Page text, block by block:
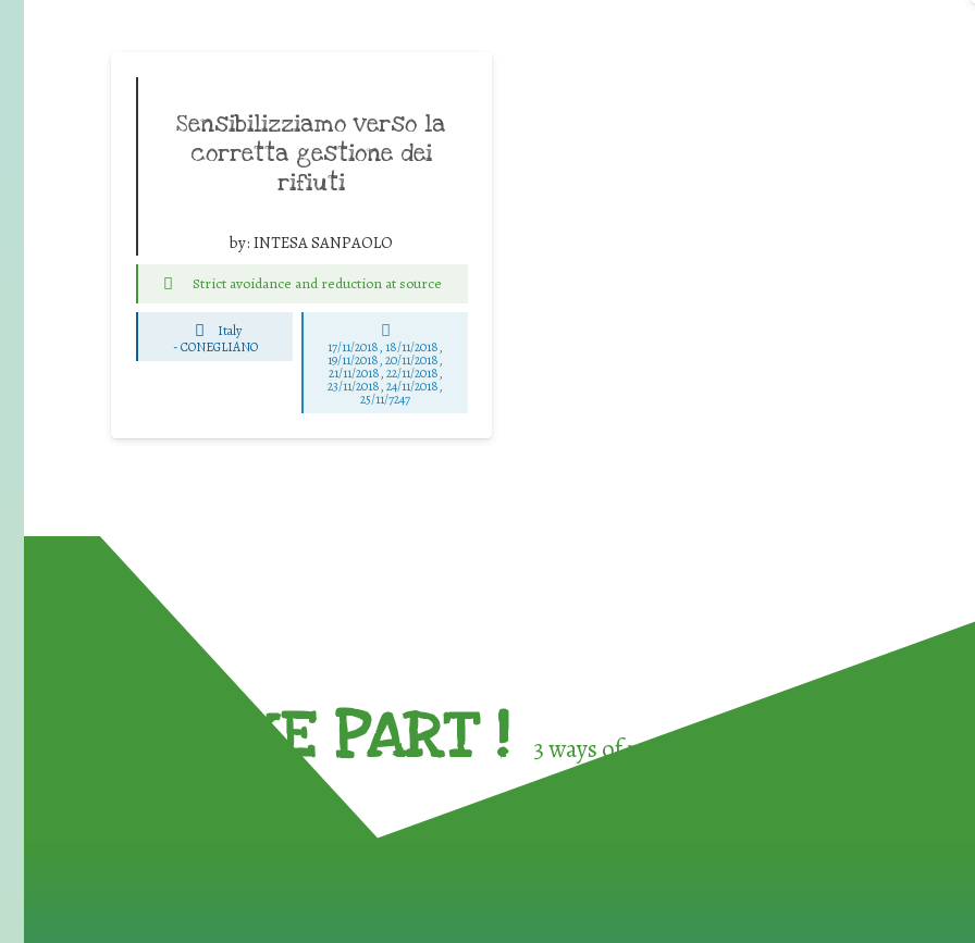
Sensibilizziamo verso la
corretta gestione dei
rifiuti
by: INTESA SANPAOLO
Strict avoidance and reduction at source
Italy
-CONEGLIANO 17/11/2018, 18/11/2018,
19/11/2018, 20/11/2018,
21/11/2018, 22/11/2018,
23/11/2018, 24/11/2018,
25/11/7247
TAKE PART ! 3 ways of participating in the